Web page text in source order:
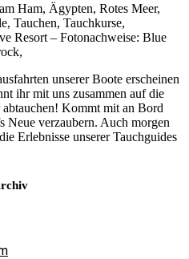
Ham, Ägypten, Rotes Meer,
Tauchen, Tauchkurse,
Resort – Fotonachweise: Blue
unserer Boote erscheinen
ihr mit uns zusammen auf die
Kommt mit an Bord
Neue verzaubern. Auch morgen
Erlebnisse unserer Tauchguides